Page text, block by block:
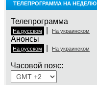
ТЕЛЕПРОГРАММА НА НЕДЕЛЮ
Телепрограмма
На русском На украинском
Анонсы
На русском На украинском
Часовой пояс: